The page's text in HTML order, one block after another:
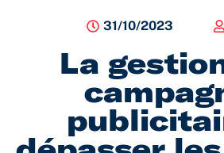
31/10/2023
La